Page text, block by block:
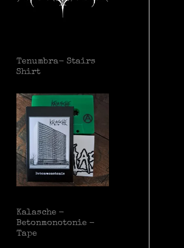
Tenumbra- Stairs
Shirt
Kalasche -
Betonmonotonie -
Tape